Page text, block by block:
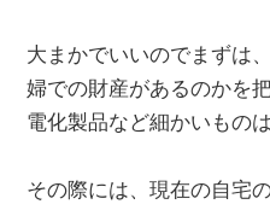
大まかでいいのでまずは
婦での財産があるのかを
電化製品など細かいもの
その際には、現在の自宅